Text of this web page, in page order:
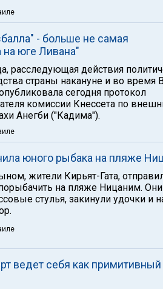
- больше не самая
на юге Ливана"
расследующая действия
страны накануне и во время
сегодня протокол
комиссии Кнессета по
Анегби ("Кадима").
юного рыбака на пляже
жители Кирьят-Гата,
на пляже Ницаним. Они
стулья, закинули удочки и
ведет себя как примитивный